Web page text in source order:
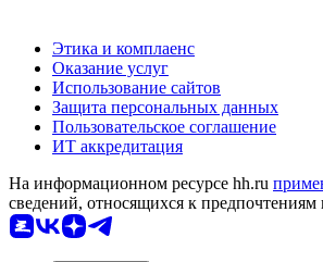
Этика и комплаенс
Оказание услуг
Использование сайтов
Защита персональных данных
Пользовательское соглашение
ИТ аккредитация
На информационном ресурсе hh.ru
сведений, относящихся к